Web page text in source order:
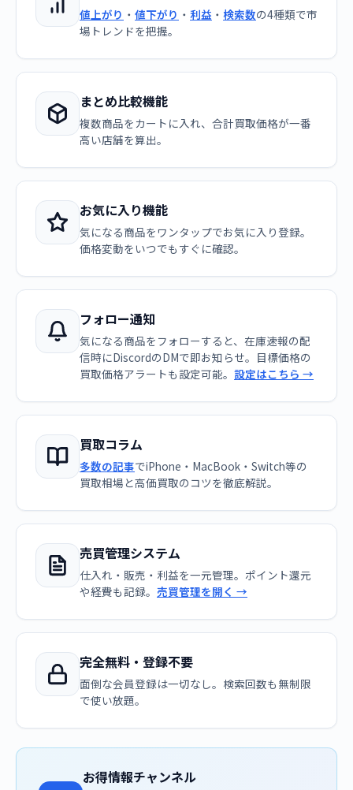
値上がり ・ 値下がり ・ 利益 ・ 検索数の4種類で市
場トレンドを把握。
まとめ比較機能
複数商品をカートに入れ、合計買取価格が一番
高い店舗を算出。
お気に入り機能
気になる商品をワンタップでお気に入り登録。
価格変動をいつでもすぐに確認。
フォロー通知
気になる商品をフォローすると、在庫速報の配
信時にDiscordのDMで即お知らせ。目標価格の
買取価格アラートも設定可能。 設定はこちら →
買取コラム
多数の記事でiPhone・MacBook・Switch等の
買取相場と高価買取のコツを徹底解説。
売買管理システム
仕入れ・販売・利益を一元管理。ポイント還元
や経費も記録。 売買管理を開く →
完全無料・登録不要
面倒な会員登録は一切なし。検索回数も無制限
で使い放題。
お得情報チャンネル